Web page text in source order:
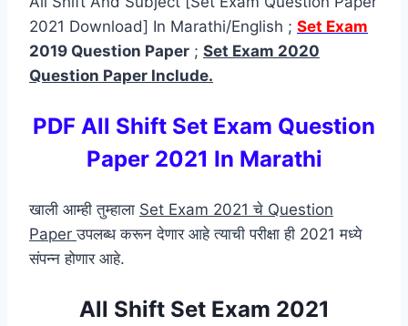
2021 Download] In Marathi/English ; Set Exam
2019 Question Paper ; Set Exam 2020
Question Paper Include.
PDF All Shift Set Exam Question
Paper 2021 In Marathi
खाली आम्ही तुम्हाला Set Exam 2021 चे Question
Paperउपलब्ध करून देणार आहे त्याची परीक्षा ही 2021 मध्ये
संपन्न होणार आहे.
All Shift Set Exam 2021